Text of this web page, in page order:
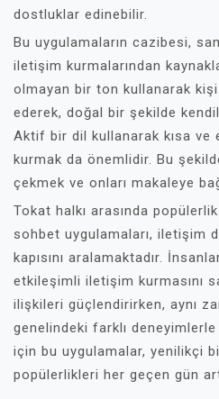
dostluklar edinebilir.
Bu uygulamaların cazibesi,
iletişim kurmalarından
olmayan bir ton kullanarak
ederek, doğal bir şekilde
Aktif bir dil kullanarak kısa
kurmak da önemlidir. Bu
çekmek ve onları makaleye
Tokat halkı arasında
sohbet uygulamaları, iletişim
kapısını aralamaktadır.
etkileşimli iletişim kurmasını
ilişkileri güçlendirirken, aynı
genelindeki farklı
için bu uygulamalar, yenilikçi
popülerlikleri her geçen gün